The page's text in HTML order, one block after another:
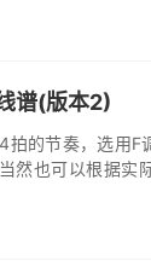
谱(版本2)
的节奏，选用F
然也可以根据实
根据原版F调指法